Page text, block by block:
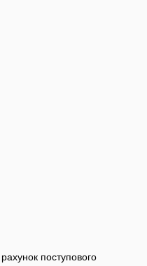
поступового